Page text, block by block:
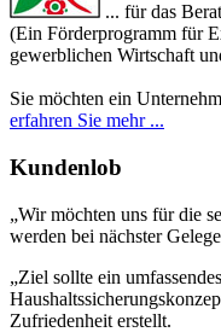
... für das
(Ein Förderprogramm für
gewerblichen Wirtschaft
Sie möchten ein
erfahren Sie mehr ...
Kundenlob
„Wir möchten uns für die
werden bei nächster
„Ziel sollte ein
Zufriedenheit erstellt.